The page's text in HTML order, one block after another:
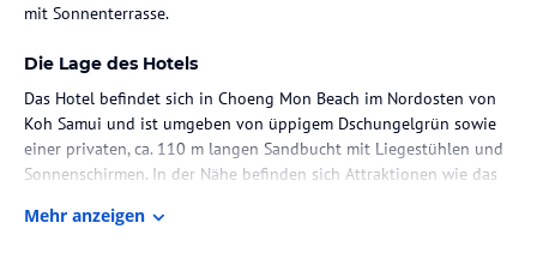
mit Sonnenterrasse.
Die Lage des Hotels
Das Hotel befindet sich in Choeng Mon Beach im Nordosten von
Koh Samui und ist umgeben von üppigem Dschungelgrün sowie
einer privaten, ca. 110 m langen Sandbucht mit Liegestühlen und
Sonnenschirmen. In der Nähe befinden sich Attraktionen wie das
Reef Pool, der größte seiner Art in Südostasien. Die Transferzeit
Mehr anzeigen